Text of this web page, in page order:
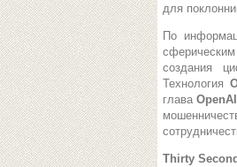
для
По
создания
Технология
главаOpenAI
Thirty